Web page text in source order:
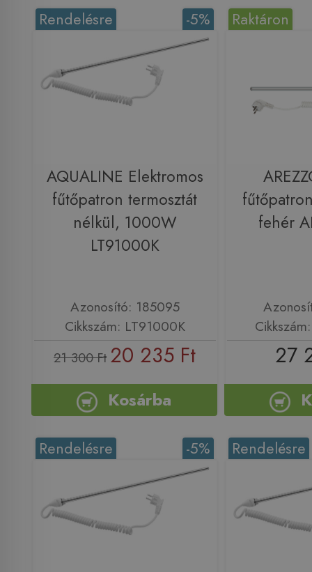
-5%
Rendelésre
AQUALINE Elektromos
fűtőpatron termosztát
nélkül, 1000W
LT91000K
Azonosító: 185095
Cikkszám: LT91000K
21 300 Ft 20 235 Ft
Kosárba
Raktáron
fehér
27
-5%
Rendelésre Rendelésre